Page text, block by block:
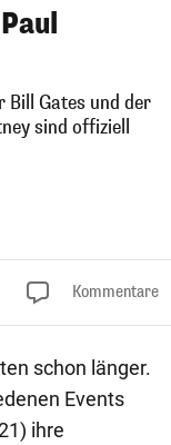
Gates und der
sind offiziell
Kommentare
schon länger.
Events
ihre